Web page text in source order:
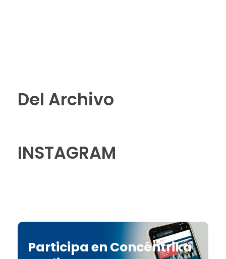
Del Archivo
INSTAGRAM
Participa en Concéntrika